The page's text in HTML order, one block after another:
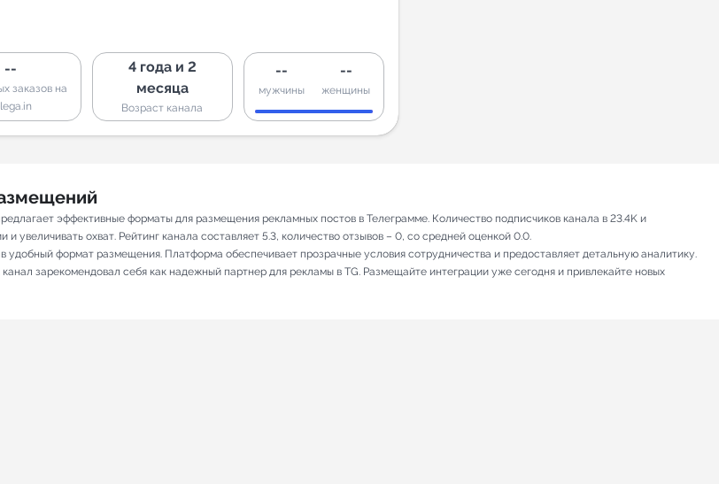
--
заказов на
4 года и 2
месяца
Возраст канала
--
мужчины
--
женщины
эффективные форматы для размещения рекламных постов в Телеграмме. Количество подписчиков канала в 23.4K и
увеличивать охват. Рейтинг канала составляет 5.3, количество отзывов – 0, со средней оценкой 0.0.
формат размещения. Платформа обеспечивает прозрачные условия сотрудничества и предоставляет детальную аналитику.
зарекомендовал себя как надежный партнер для рекламы в TG. Размещайте интеграции уже сегодня и привлекайте новых